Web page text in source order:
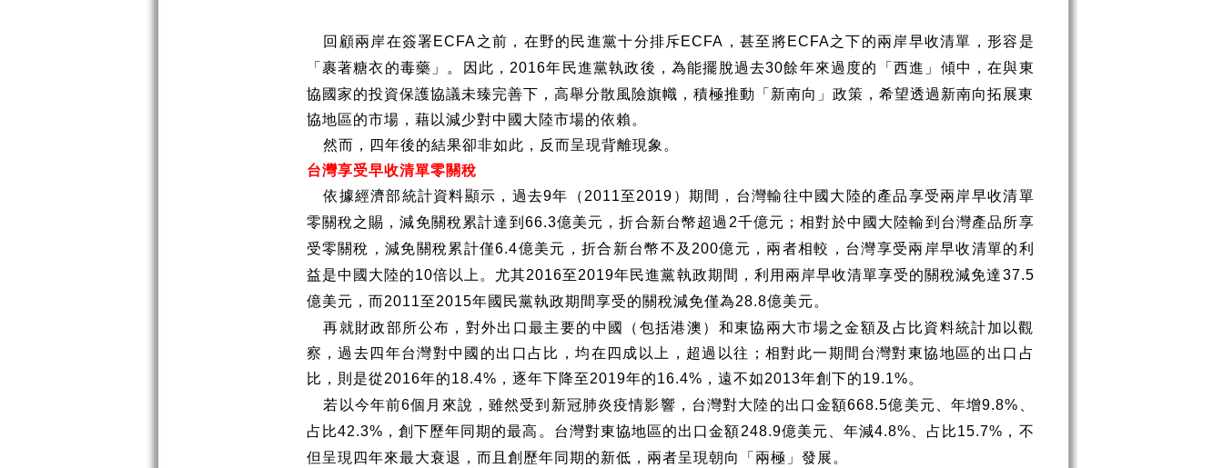
回顧兩岸在簽署ECFA之前，在野的民進黨十分排斥ECFA ，甚至將ECFA之下的兩岸早收清單，形容是
「裹著糖衣的毒藥」。因此，2016年民進黨執政後，為能擺脫過去30餘年來過度的「西進」傾中，在與東
協國家的投資保護協議未臻完善下，高舉分散風險旗幟，積極推動「新南向」政策，希望透過新南向拓展東
協地區的市場，藉以減少對中國大陸市場的依賴。
然而，四年後的結果卻非如此，反而呈現背離現象。
台灣享受早收清單零關稅
依據經濟部統計資料顯示，過去9年（ 2011至2019 ）期間，台灣輸往中國大陸的產品享受兩岸早收清單
零關稅之賜，減免關稅累計達到66.3億美元，折合新台幣超過 2千億元；相對於中國大陸輸到台灣產品所享
受零關稅，減免關稅累計僅6.4億美元，折合新台幣不及200億元，兩者相較，台灣享受兩岸早收清單的利
益是中國大陸的10倍以上。尤其2016至2019年民進黨執政期間，利用兩岸早收清單享受的關稅減免達37.5
億美元，而2011至2015年國民黨執政期間享受的關稅減免僅為28.8億美元。
再就財政部所公布，對外出口最主要的中國（包括港澳）和東協兩大市場之金額及占比資料統計加以觀
察，過去四年台灣對中國的出口占比，均在四成以上，超過以往；相對此一期間台灣對東協地區的出口占
比，則是從2016年的18.4% ，逐年下降至2019年的16.4% ，遠不如2013年創下的19.1%。
若以今年前6個月來說，雖然受到新冠肺炎疫情影響，台灣對大陸的出口金額668.5億美元、年增9.8% 、
占比42.3% ，創下歷年同期的最高。台灣對東協地區的出口金額248.9億美元、年減4.8%、占比15.7% ，不
但呈現四年來最大衰退，而且創歷年同期的新低，兩者呈現朝向「兩極」發展。